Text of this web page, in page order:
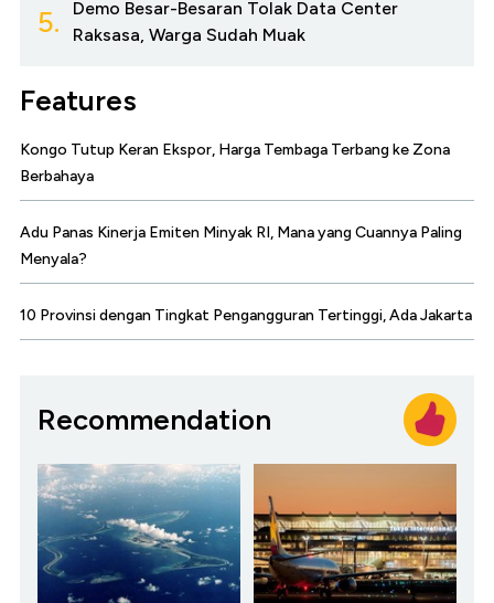
5.
Demo Besar-Besaran Tolak Data Center
Raksasa, Warga Sudah Muak
Features
Kongo Tutup Keran Ekspor, Harga Tembaga Terbang ke Zona
Berbahaya
Adu Panas Kinerja Emiten Minyak RI, Mana yang Cuannya Paling
Menyala?
10 Provinsi dengan Tingkat Pengangguran Tertinggi, Ada Jakarta
Recommendation